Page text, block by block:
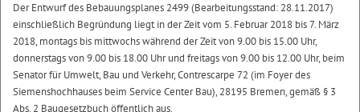
Der Entwurf des Bebauungsplanes 2499 (Bearbeitungsstand: 28.11.2017)
einschließlich Begründung liegt in der Zeit vom 5. Februar 2018 bis 7. März
2018, montags bis mittwochs während der Zeit von 9.00 bis 15.00 Uhr,
donnerstags von 9.00 bis 18.00 Uhr und freitags von 9.00 bis 12.00 Uhr, beim
Senator für Umwelt, Bau und Verkehr, Contrescarpe 72 (im Foyer des
Siemenshochhauses beim Service Center Bau), 28195 Bremen, gemäß § 3
Abs. 2 Baugesetzbuch öffentlich aus.